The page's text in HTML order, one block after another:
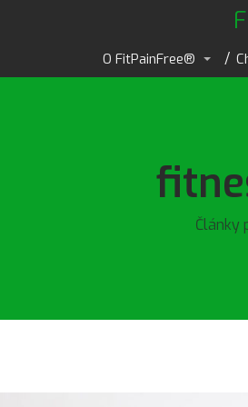
O FitPainFree®
Články